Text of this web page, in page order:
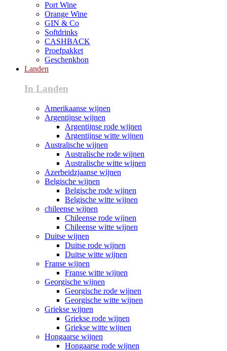
Port Wine
Orange Wine
GIN & Co
Softdrinks
CASHBACK
Proefpakket
Geschenkbon
Landen
In Landen
Amerikaanse wijnen
Argentijnse wijnen
Argentijnse rode wijnen
Argentijnse witte wijnen
Australische wijnen
Australische rode wijnen
Australische witte wijnen
Azerbeidzjaanse wijnen
Belgische wijnen
Belgische rode wijnen
Belgische witte wijnen
chileense wijnen
Chileense rode wijnen
Chileense witte wijnen
Duitse wijnen
Duitse rode wijnen
Duitse witte wijnen
Franse wijnen
Franse witte wijnen
Georgische wijnen
Georgische rode wijnen
Georgische witte wijnen
Griekse wijnen
Griekse rode wijnen
Griekse witte wijnen
Hongaarse wijnen
Hongaarse rode wijnen